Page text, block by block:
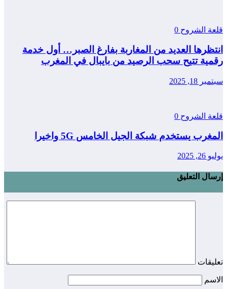
قلعة الشروح 0
انتظرها العديد من المغاربة بفارغ الصبر… أول خدمة
رقمية تتيح سحب الرصيد من بايبال في المغرب
سبتمبر 18, 2025
قلعة الشروح 0
المغرب يستخدم شبكة الجيل الخامس 5G واخيرا
يوليو 26, 2025
إرسال التعليق
تعليقات
الاسم